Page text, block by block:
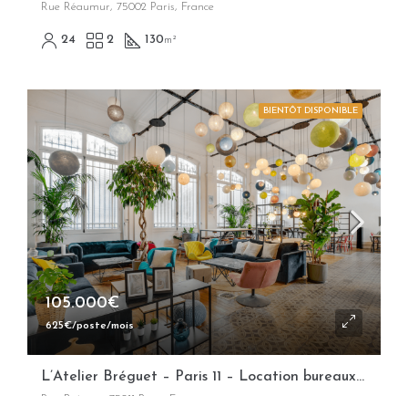
Rue Réaumur, 75002 Paris, France
24 2 130m²
BIENTÔT DISPONIBLE
105.000€
625€/poste/mois
L’Atelier Bréguet – Paris 11 – Location bureaux opérés flexibles